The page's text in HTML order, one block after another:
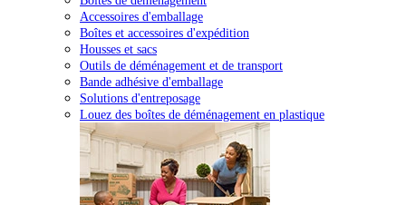
Accessoires d'emballage
Boîtes et accessoires d'expédition
Housses et sacs
Outils de déménagement et de transport
Bande adhésive d'emballage
Solutions d'entreposage
Louez des boîtes de déménagement en plastique